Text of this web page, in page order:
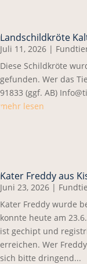
Landschildkröte
Juli 11, 2026 |
Diese Schildkröte
gefunden. Wer das
91833 (ggf. AB)
mehr lesen
Kater Freddy aus
Juni 23, 2026 |
Kater Freddy wurde
konnte heute am
ist gechipt und
erreichen. Wer
sich bitte dringend...